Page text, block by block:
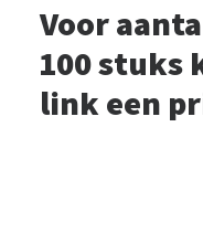
Voor
100 stuks
link een